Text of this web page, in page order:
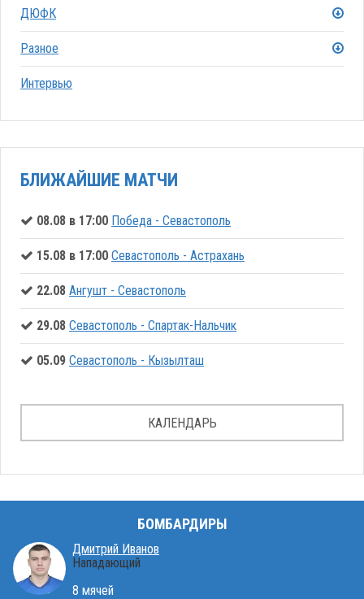
ДЮФК
Разное
Интервью
БЛИЖАЙШИЕ МАТЧИ
08.08 в 17:00 Победа - Севастополь
15.08 в 17:00 Севастополь - Астрахань
22.08 Ангушт - Севастополь
29.08 Севастополь - Спартак-Нальчик
05.09 Севастополь - Кызылташ
КАЛЕНДАРЬ
БОМБАРДИРЫ
Дмитрий Иванов
Нападающий
8 мячей